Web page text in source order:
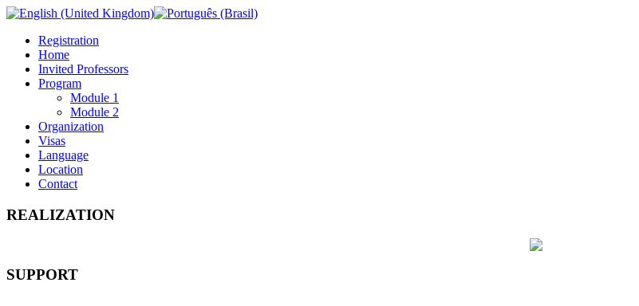
Registration
Home
Invited Professors
Program
Module 1
Module 2
Organization
Visas
Language
Location
Contact
REALIZATION
SUPPORT